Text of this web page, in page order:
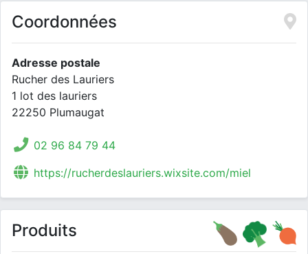
Coordonnées
Adresse postale
Rucher des Lauriers
1 lot des lauriers
22250 Plumaugat
02 96 84 79 44
https://rucherdeslauriers.wixsite.com/miel
Produits